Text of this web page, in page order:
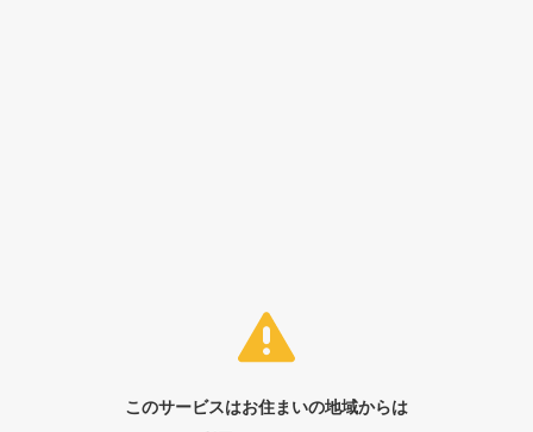
このサービスはお住まいの地域からは